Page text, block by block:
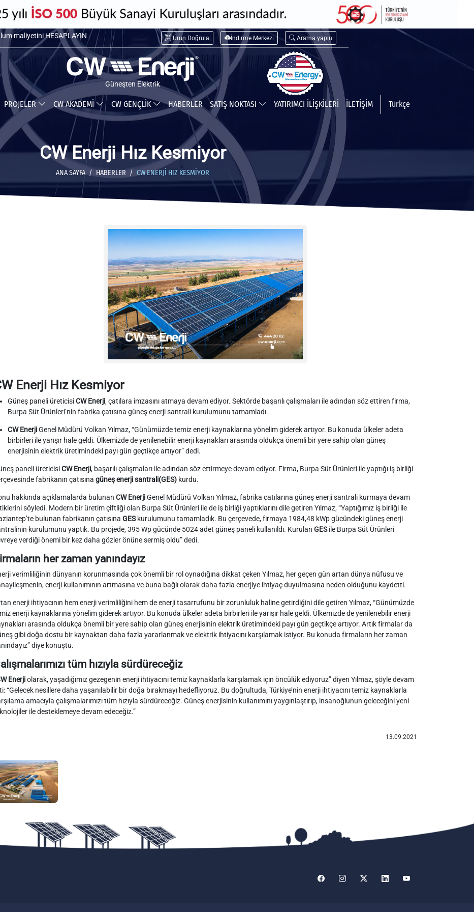
maliyetini HESAPLAYIN
tasarrufu HESAPLAYIN
Ürün Doğrula İndirme Merkezi Arama yapın
Güneşten Elektrik
PROJELER CW AKADEMİ CW GENÇLİK HABERLER SATIŞ NOKTASI YATIRIMCI İLİŞKİLERİ İLETİŞİM Türkçe
CW Enerji Hız Kesmiyor
ANA SAYFA HABERLER CW ENERJI HIZ KESMIYOR
Enerji Hız Kesmiyor
Güneş paneli üreticisiCW Enerji, çatılara imzasını atmaya devam ediyor. Sektörde başarılı çalışmaları ile adından söz ettiren firma,
Burpa Süt Ürünleri’nin fabrika çatısına güneş enerji santrali kurulumunu tamamladı.
CW EnerjiGenel Müdürü Volkan Yılmaz, “Günümüzde temiz enerji kaynaklarına yönelim giderek artıyor. Bu konuda ülkeler adeta
birbirleri ile yarışır hale geldi. Ülkemizde de yenilenebilir enerji kaynakları arasında oldukça önemli bir yere sahip olan güneş
enerjisinin elektrik üretimindeki payı gün geçtikçe artıyor” dedi.
paneli üreticisiCW Enerji, başarılı çalışmaları ile adından söz ettirmeye devam ediyor. Firma, Burpa Süt Ürünleri ile yaptığı iş birliği
fabrikanın çatısına güneş enerji santrali(GES)kurdu.
hakkında açıklamalarda bulunan CW EnerjiGenel Müdürü Volkan Yılmaz, fabrika çatılarına güneş enerji santrali kurmaya devam
söyledi. Modern bir üretim çiftliği olan Burpa Süt Ürünleri ile de iş birliği yaptıklarını dile getiren Yılmaz, “Yaptığımız iş birliği ile
bulunan fabrikanın çatısına GES kurulumunu tamamladık. Bu çerçevede, firmaya 1984,48 kWp gücündeki güneş enerji
kurulumunu yaptık. Bu projede, 395 Wp gücünde 5024 adet güneş paneli kullanıldı. Kurulan GESile Burpa Süt Ürünleri
verdiği önemi bir kez daha gözler önüne sermiş oldu” dedi.
her zaman yanındayız
verimliliğinin dünyanın korunmasında çok önemli bir rol oynadığına dikkat çeken Yılmaz, her geçen gün artan dünya nüfusu ve
enerji kullanımının artmasına ve buna bağlı olarak daha fazla enerjiye ihtiyaç duyulmasına neden olduğunu kaydetti.
enerji ihtiyacının hem enerji verimliliğini hem de enerji tasarrufunu bir zorunluluk haline getirdiğini dile getiren Yılmaz, “Günümüzde
enerji kaynaklarına yönelim giderek artıyor. Bu konuda ülkeler adeta birbirleri ile yarışır hale geldi. Ülkemizde de yenilenebilir enerji
arasında oldukça önemli bir yere sahip olan güneş enerjisinin elektrik üretimindeki payı gün geçtikçe artıyor. Artık firmalar da
gibi doğa dostu bir kaynaktan daha fazla yararlanmak ve elektrik ihtiyacını karşılamak istiyor. Bu konuda firmaların her zaman
diye konuştu.
tüm hızıyla sürdüreceğiz
Enerjiolarak, yaşadığımız gezegenin enerji ihtiyacını temiz kaynaklarla karşılamak için öncülük ediyoruz” diyen Yılmaz, şöyle devam
“Gelecek nesillere daha yaşanılabilir bir doğa bırakmayı hedefliyoruz. Bu doğrultuda, Türkiye’nin enerji ihtiyacını temiz kaynaklarla
amacıyla çalışmalarımızı tüm hızıyla sürdüreceğiz. Güneş enerjisinin kullanımını yaygınlaştırıp, insanoğlunun geleceğini yeni
ile desteklemeye devam edeceğiz.”
13.09.2021